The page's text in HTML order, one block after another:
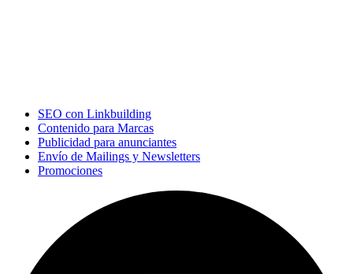
SEO con Linkbuilding
Contenido para Marcas
Publicidad para anunciantes
Envío de Mailings y Newsletters
Promociones